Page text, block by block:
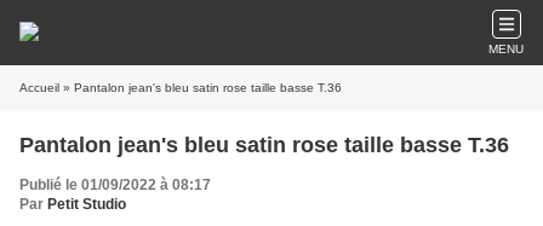
MENU
Accueil » Pantalon jean's bleu satin rose taille basse T.36
Pantalon jean's bleu satin rose taille basse T.36
Publié le 01/09/2022 à 08:17
Par Petit Studio